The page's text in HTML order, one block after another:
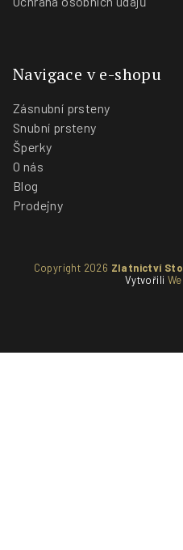
Navigace v e-shopu
Zásnubní prsteny
Snubní prsteny
Šperky
O nás
Blog
Prodejny
Copyright 2026 Zlatnictví
Vytvořili